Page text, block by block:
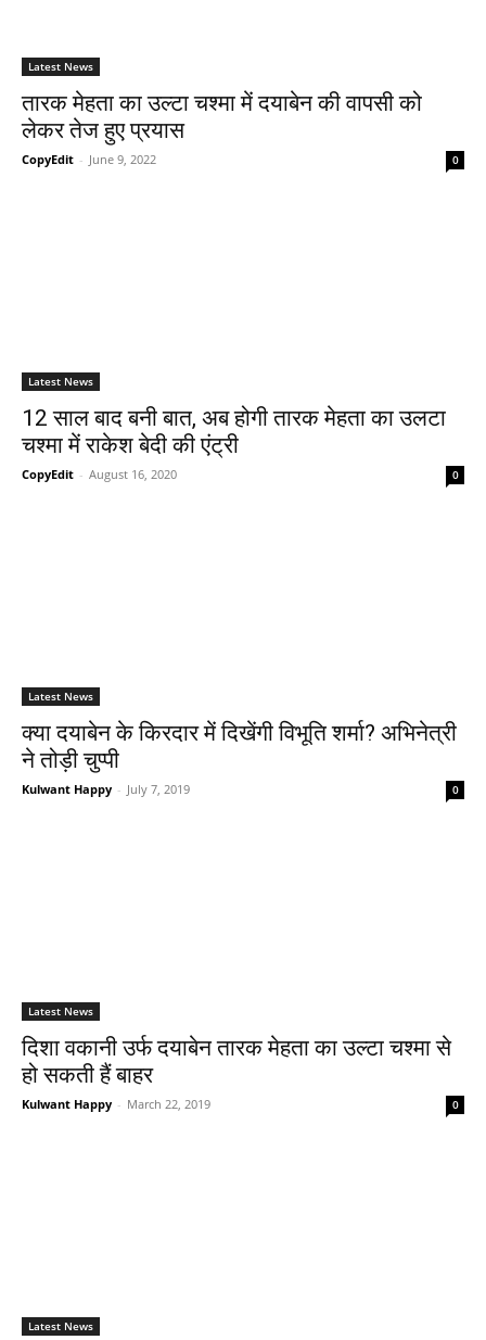
Latest News
तारक मेहता का उल्टा चश्मा में दयाबेन की वापसी को
लेकर तेज हुए प्रयास
CopyEdit - June 9, 2022 0
Latest News
12 साल बाद बनी बात, अब होगी तारक मेहता का उलटा
चश्‍मा में राकेश बेदी की एंट्री
CopyEdit - August 16, 2020 0
Latest News
क्‍या दयाबेन के किरदार में दिखेंगी विभूति शर्मा? अभिनेत्री
ने तोड़ी चुप्‍पी
Kulwant Happy - July 7, 2019 0
Latest News
दिशा वकानी उर्फ दयाबेन तारक मेहता का उल्टा चश्मा से
हो सकती हैं बाहर
Kulwant Happy - March 22, 2019 0
Latest News